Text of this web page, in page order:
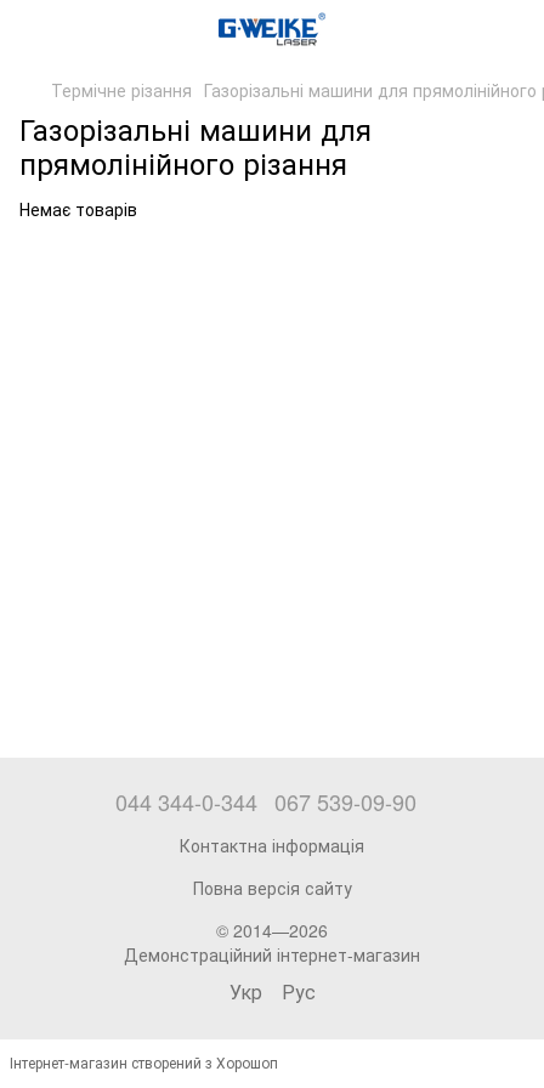
Термічне різання Газорізальні машини для прямолінійного
Газорізальні машини для
прямолінійного різання
Немає товарів
044 344-0-344 067 539-09-90
Контактна інформація
Повна версія сайту
© 2014—2026
Демонстраційний інтернет-магазин
Укр Рус
Інтернет-магазин створений з Хорошоп